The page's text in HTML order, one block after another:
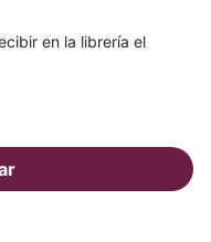
en la librería el